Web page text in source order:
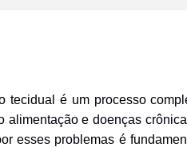
tecidual é um processo
alimentação e doenças
esses problemas é